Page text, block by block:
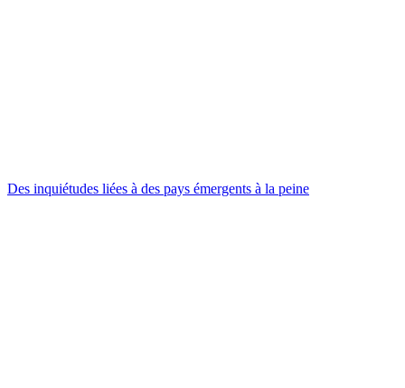
Des inquiétudes liées à des pays émergents à la peine